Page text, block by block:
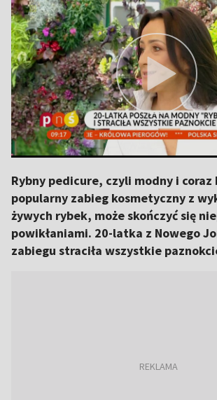
Rybny pedicure, czyli modny i
popularny zabieg kosmetyczny z
żywych rybek, może skończyć się
powikłaniami. 20-latka z Nowego
zabiegu straciła wszystkie